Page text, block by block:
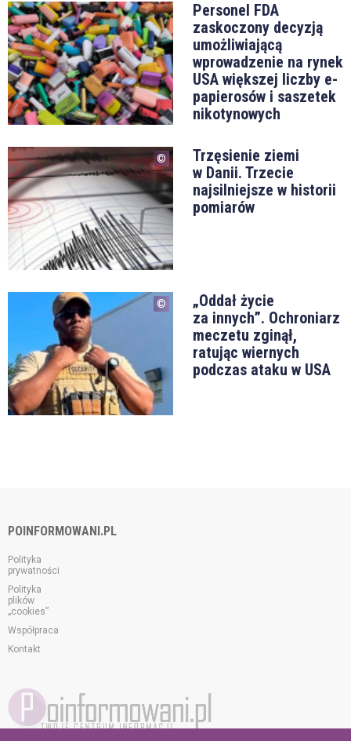
Personel FDA
zaskoczony decyzją
umożliwiającą
wprowadzenie na rynek
USA większej liczby e-
papierosów i saszetek
nikotynowych
Trzęsienie ziemi
w Danii. Trzecie
najsilniejsze w historii
pomiarów
„Oddał życie
za innych”. Ochroniarz
meczetu zginął,
ratując wiernych
podczas ataku w USA
POINFORMOWANI.PL
Polityka
prywatności
Polityka
plików
„cookies”
Współpraca
Kontakt